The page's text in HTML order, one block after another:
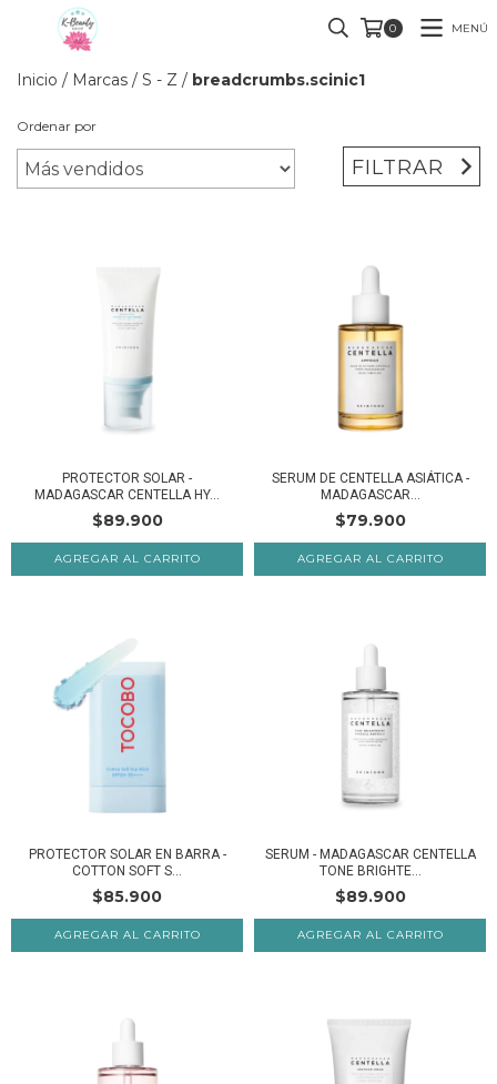
0 MENÚ
Inicio / Marcas / S - Z / breadcrumbs.scinic1
Ordenar por
FILTRAR
PROTECTOR SOLAR -
MADAGASCAR CENTELLA HY...
$89.900
SERUM DE CENTELLA ASIÁTICA -
MADAGASCAR...
$79.900
AGREGAR AL CARRITO
PROTECTOR SOLAR EN BARRA -
COTTON SOFT S...
$85.900
SERUM - MADAGASCAR CENTELLA
TONE BRIGHTE...
$89.900